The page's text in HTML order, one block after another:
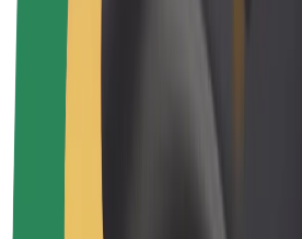
Bolt Plus
Zarađuj uz Bolt
Zarada vozača
Zarada dostavljača